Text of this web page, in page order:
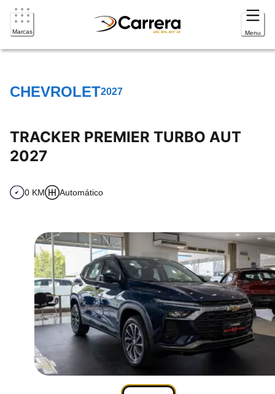
Marcas Menu
CHEVROLET2027
TRACKER PREMIER TURBO AUT
2027
0 KM Automático